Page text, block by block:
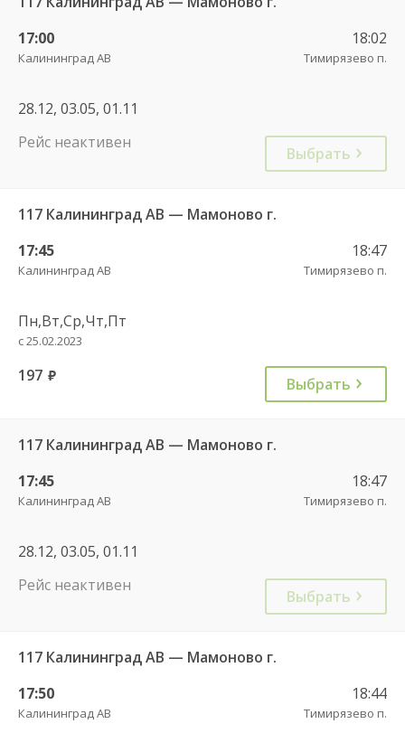
17:00
Калининград АВ
18:02
Тимирязево п.
28.12, 03.05, 01.11
Рейс неактивен
Выбрать
117 Калининград АВ — Мамоново г.
17:45
Калининград АВ
18:47
Тимирязево п.
Пн,Вт,Ср,Чт,Пт
с 25.02.2023
197 руб. Выбрать
117 Калининград АВ — Мамоново г.
17:45
Калининград АВ
18:47
Тимирязево п.
28.12, 03.05, 01.11
Рейс неактивен
Выбрать
117 Калининград АВ — Мамоново г.
17:50
Калининград АВ
18:44
Тимирязево п.